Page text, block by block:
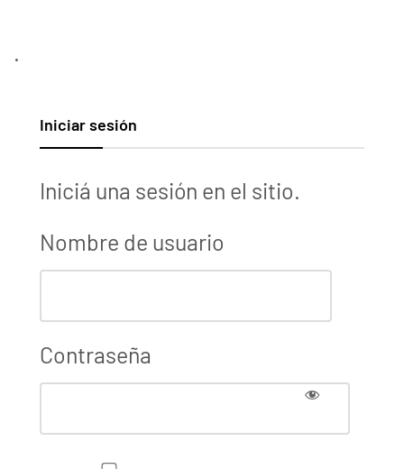
.
Iniciar sesión
Iniciá una sesión en el sitio.
Nombre de usuario
Contraseña